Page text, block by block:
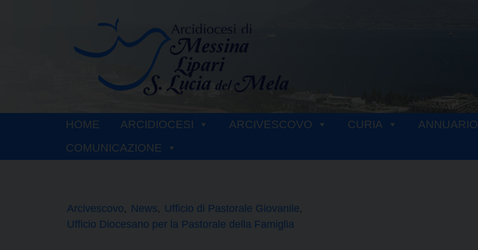
HOME ARCIDIOCESI ARCIVESCOVO CURIA
ANNUARIO
COMUNICAZIONE
Arcivescovo News
Ufficio di Pastorale Giovanile
Ufficio Diocesano per la Pastorale della Famiglia